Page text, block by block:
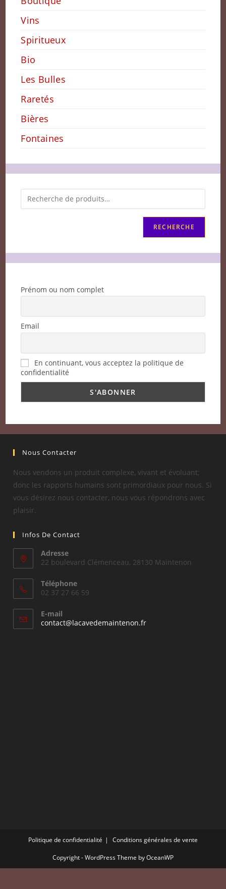
Vins
Spiritueux
Bio
Les Bulles
Raretés
Bières
Fontaines
RECHERCHE
Prénom ou nom complet
Email
En continuant, vous acceptez la politique de
confidentialité
Nous Contacter
Nous vendons un produit complexe, vivant et évoluant;
donc les rapports humains sont primordiaux pour nous. Si
vous désirez nous contacter, nous vous répondrons avec
plaisir.
Infos De Contact
Adresse
22 boulevard Clémenceau, 28130 Maintenon
Téléphone
02 37 27 66 59
E-mail
contact@lacavedemaintenon.frS’ouvre
Politique de confidentialité Conditions générales de vente
Copyright - WordPress Theme by OceanWP